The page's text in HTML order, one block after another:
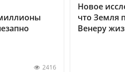
2416
Новое
что Земля
Венеру